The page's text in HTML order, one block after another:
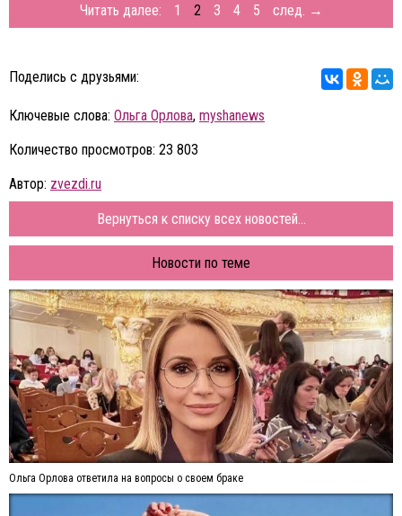
Читать далее: 1 2 3 4 5 след. →
Поделись с друзьями:
Ключевые слова: Ольга Орлова, myshanews
Количество просмотров: 23 803
Автор: zvezdi.ru
Вернуться к списку всех новостей...
Новости по теме
Ольга Орлова ответила на вопросы о своем браке